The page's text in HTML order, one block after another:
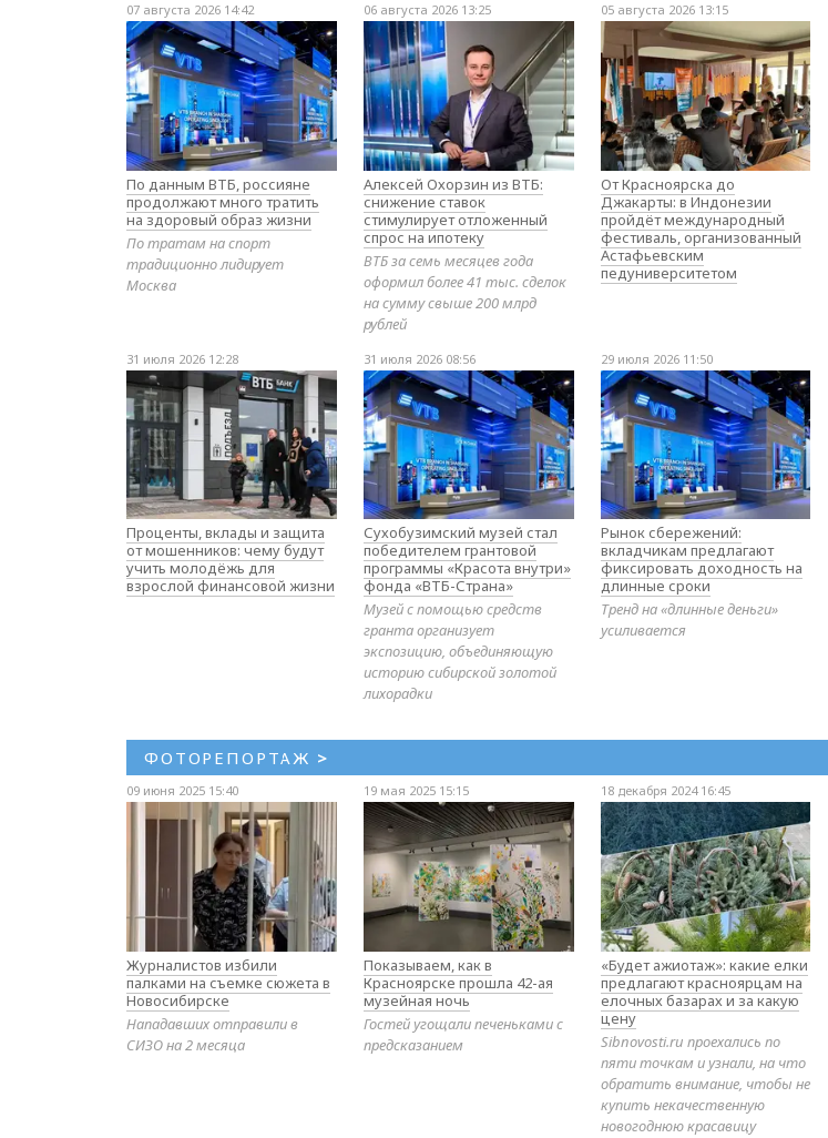
07 августа 2026 14:42
По данным ВТБ, россияне
продолжают много тратить
на здоровый образ жизни
По тратам на спорт
традиционно лидирует
Москва
06 августа 2026 13:25
Алексей Охорзин из ВТБ:
снижение ставок
стимулирует отложенный
спрос на ипотеку
ВТБ за семь месяцев года
оформил более 41 тыс. сделок
на сумму свыше 200 млрд
рублей
05 августа 2026 13:15
От Красноярска до
Джакарты: в Индонезии
пройдёт международный
фестиваль, организованный
Астафьевским
педуниверситетом
31 июля 2026 12:28
Проценты, вклады и защита
от мошенников: чему будут
учить молодёжь для
взрослой финансовой жизни
31 июля 2026 08:56
Сухобузимский музей стал
победителем грантовой
программы «Красота внутри»
фонда «ВТБ-Страна»
Музей с помощью средств
гранта организует
экспозицию, объединяющую
историю сибирской золотой
лихорадки
29 июля 2026 11:50
Рынок сбережений:
вкладчикам предлагают
фиксировать доходность на
длинные сроки
Тренд на «длинные деньги»
усиливается
ФОТОРЕПОРТАЖ >
09 июня 2025 15:40
Журналистов избили
палками на съемке сюжета в
Новосибирске
Нападавших отправили в
СИЗО на 2 месяца
19 мая 2025 15:15
Показываем, как в
Красноярске прошла 42-ая
музейная ночь
Гостей угощали печеньками с
предсказанием
18 декабря 2024 16:45
«Будет ажиотаж»: какие елки
предлагают красноярцам на
елочных базарах и за какую
цену
Sibnovosti.ru проехались по
пяти точкам и узнали, на что
обратить внимание, чтобы не
купить некачественную
новогоднюю красавицу